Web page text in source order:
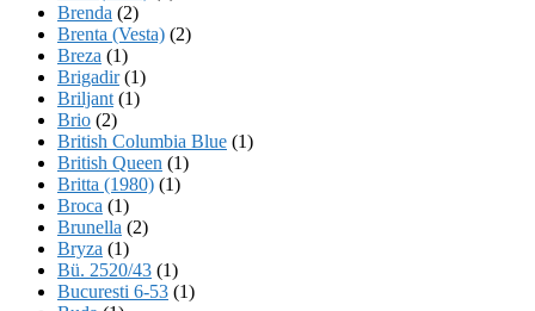
Brenda (2)
Brenta (Vesta) (2)
Breza (1)
Brigadir(1)
Briljant (1)
Brio (2)
British Columbia Blue (1)
British Queen (1)
Britta (1980) (1)
Broca (1)
Brunella (2)
Bryza (1)
Bü. 2520/43 (1)
Bucuresti 6-53 (1)